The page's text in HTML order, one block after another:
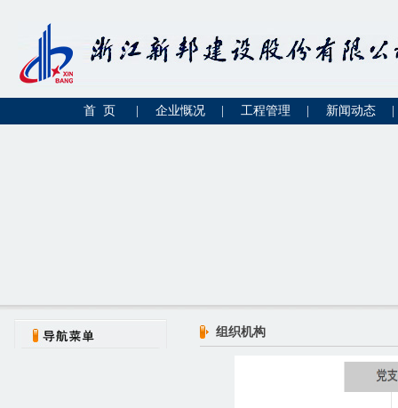
首 页 企业慨况 工程管理 新闻动态
组织机构